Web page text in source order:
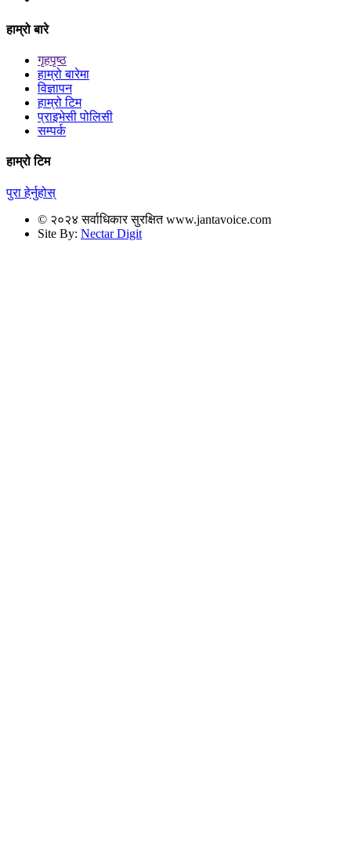
हाम्रो बारे
गृहपृष्ठ
हाम्रो बारेमा
विज्ञापन
हाम्रो टिम
प्राइभेसी पोलिसी
सम्पर्क
हाम्रो टिम
पुरा हेर्नुहोस्
© २०२४ सर्वाधिकार सुरक्षित www.jantavoice.com
Site By: Nectar Digit